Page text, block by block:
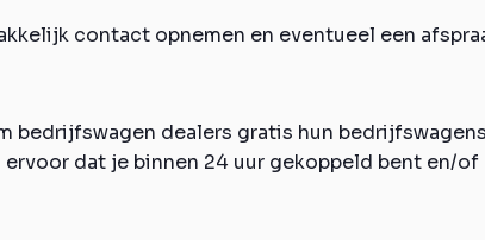
contact opnemen en eventueel een
bedrijfswagen dealers gratis hun
dat je binnen 24 uur gekoppeld bent en/